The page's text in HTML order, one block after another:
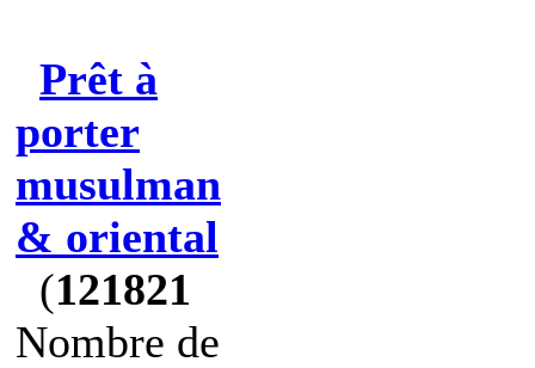
Prêt à
porter
musulman
& oriental
(121821
Nombre de